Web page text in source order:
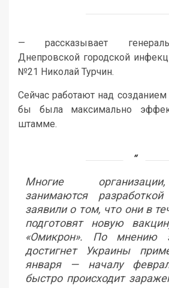
— рассказывает
Днепровской городской
№21 Николай Турчин.
Сейчас работают над
бы была максимально
штамме.
Многие
занимаются
заявили о том, что они в
подготовят новую
«Омикрон». По мнению
достигнет Украины
января — началу
быстро происходит